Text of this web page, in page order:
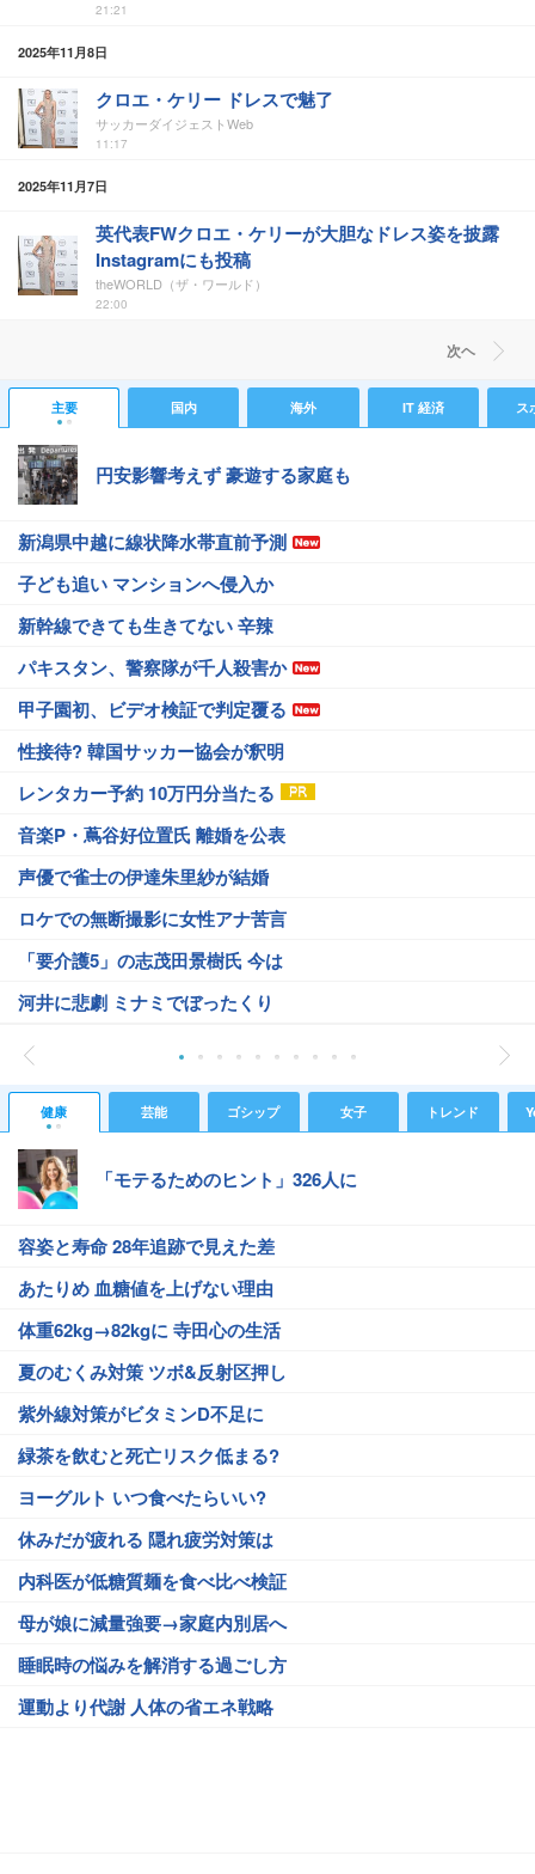
21:21
2025年11月8日
クロエ・ケリー ドレスで魅了
サッカーダイジェストWeb
11:17
2025年11月7日
英代表FWクロエ・ケリーが大胆なドレス姿を披露
Instagramにも投稿
theWORLD（ザ・ワールド）
22:00
次ヘ
主要 国内 海外 IT 経済 ス
円安影響考えず 豪遊する家庭も
新潟県中越に線状降水帯直前予測
子ども追い マンションへ侵入か
新幹線できても生きてない 辛辣
パキスタン、警察隊が千人殺害か
甲子園初、ビデオ検証で判定覆る
性接待? 韓国サッカー協会が釈明
レンタカー予約 10万円分当たる
音楽P・蔦谷好位置氏 離婚を公表
声優で雀士の伊達朱里紗が結婚
ロケでの無断撮影に女性アナ苦言
「要介護5」の志茂田景樹氏 今は
河井に悲劇 ミナミでぼったくり
健康 芸能 ゴシップ 女子 トレンド
「モテるためのヒント」326人に
容姿と寿命 28年追跡で見えた差
あたりめ 血糖値を上げない理由
体重62kg→82kgに 寺田心の生活
夏のむくみ対策 ツボ&反射区押し
紫外線対策がビタミンD不足に
緑茶を飲むと死亡リスク低まる?
ヨーグルト いつ食べたらいい?
休みだが疲れる 隠れ疲労対策は
内科医が低糖質麺を食べ比べ検証
母が娘に減量強要→家庭内別居へ
睡眠時の悩みを解消する過ごし方
運動より代謝 人体の省エネ戦略